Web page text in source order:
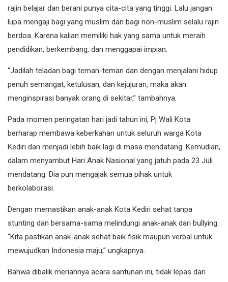
rajin belajar dan berani punya cita-cita yang tinggi. Lalu jangan
lupa mengaji bagi yang muslim dan bagi non-muslim selalu rajin
berdoa. Karena kalian memiliki hak yang sama untuk meraih
pendidikan, berkembang, dan menggapai impian.
“Jadilah teladan bagi teman-teman dan dengan menjalani hidup
penuh semangat, ketulusan, dan kejujuran, maka akan
menginspirasi banyak orang di sekitar,” tambahnya.
Pada momen peringatan hari jadi tahun ini, Pj Wali Kota
berharap membawa keberkahan untuk seluruh warga Kota
Kediri dan menjadi lebih baik lagi di masa mendatang. Kemudian,
dalam menyambut Hari Anak Nasional yang jatuh pada 23 Juli
mendatang. Dia pun mengajak semua pihak untuk
berkolaborasi.
Dengan memastikan anak-anak Kota Kediri sehat tanpa
stunting dan bersama-sama melindungi anak-anak dari bullying.
“Kita pastikan anak-anak sehat baik fisik maupun verbal untuk
mewujudkan Indonesia maju,” ungkapnya.
Bahwa dibalik meriahnya acara santunan ini, tidak lepas dari